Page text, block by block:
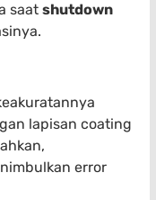
saat shutdown
lapisan coating
error